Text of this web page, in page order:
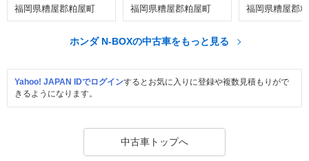
福岡県糟屋郡粕屋町 福岡県糟屋郡粕屋町 福岡県糟屋郡
ホンダ N-BOXの中古車をもっと見る
Yahoo! JAPAN IDでログインするとお気に入りに登録や複数見積もりがで
きるようになります。
中古車トップへ